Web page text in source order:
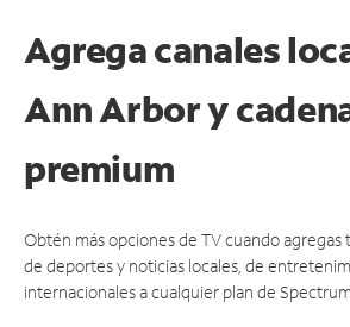
Agrega canales
Ann Arbor y
premium
Obtén más opciones de TV cuando agregas
de deportes y noticias locales, de
internacionales a cualquier plan de